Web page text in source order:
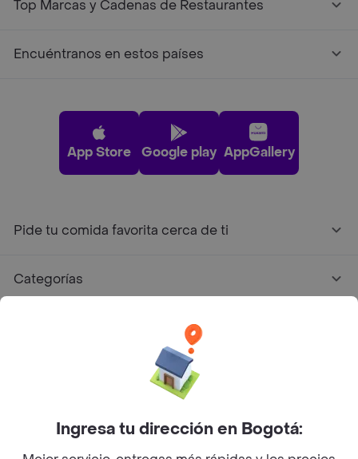
Top Marcas y Cadenas de Restaurantes
Encuéntranos en estos países
App Store Google play AppGallery
Pide tu comida favorita cerca de ti
Categorías
Facebook
Twitter
Instagram
Ingresa tu dirección en Bogotá: